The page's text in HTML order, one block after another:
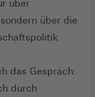
über
über die
das Gespräch:
durch